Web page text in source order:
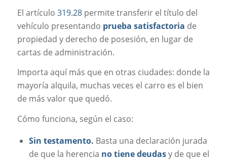
El artículo 319.28permite transferir el título del
vehículo presentando prueba satisfactoria de
propiedad y derecho de posesión, en lugar de
cartas de administración.
Importa aquí más que en otras ciudades: donde la
mayoría alquila, muchas veces el carro es el bien
de más valor que quedó.
Cómo funciona, según el caso:
Sin testamento. Basta una declaración jurada
de que la herencia no tiene deudasy de que el